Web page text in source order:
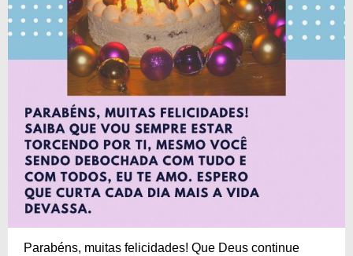
Parabéns, muitas felicidades! Que Deus continue